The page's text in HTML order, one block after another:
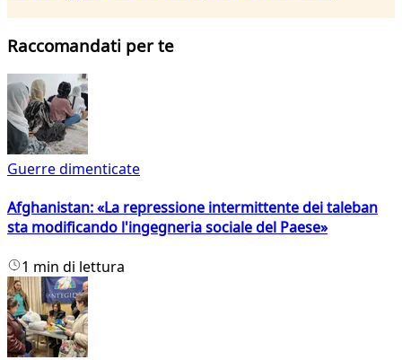
Raccomandati per te
Guerre dimenticate
Afghanistan: «La repressione intermittente dei taleban
sta modificando l'ingegneria sociale del Paese»
1 min di lettura